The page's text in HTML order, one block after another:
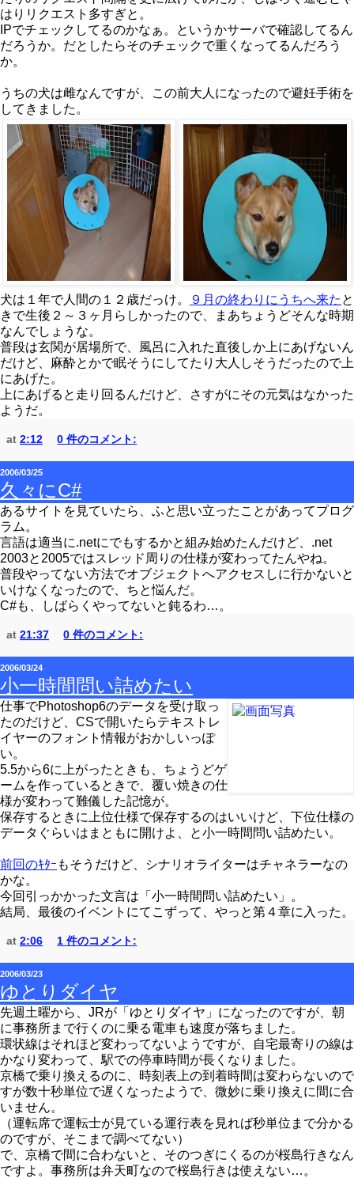
はりリクエスト多すぎと。
IPでチェックしてるのかなぁ。というかサーバで確認してるん
だろうか。だとしたらそのチェックで重くなってるんだろう
か。
うちの犬は雌なんですが、この前大人になったので避妊手術を
してきました。
犬は１年で人間の１２歳だっけ。 ９月の終わりにうちへ来た と
きで生後２～３ヶ月らしかったので、まあちょうどそんな時期
なんでしょうな。
普段は玄関が居場所で、風呂に入れた直後しか上にあげないん
だけど、麻酔とかで眠そうにしてたり大人しそうだったので上
にあげた。
上にあげると走り回るんだけど、さすがにその元気はなかった
ようだ。
at 2:12 0 件のコメント:
2006/03/25
久々にC#
あるサイトを見ていたら、ふと思い立ったことがあってプログ
ラム。
言語は適当に.netにでもするかと組み始めたんだけど、.net
2003と2005ではスレッド周りの仕様が変わってたんやね。
普段やってない方法でオブジェクトへアクセスしに行かないと
いけなくなったので、ちと悩んだ。
C#も、しばらくやってないと鈍るわ…。
at 21:37 0 件のコメント:
2006/03/24
小一時間問い詰めたい
仕事でPhotoshop6のデータを受け取っ
たのだけど、CSで開いたらテキストレ
イヤーのフォント情報がおかしいっぽ
い。
5.5から6に上がったときも、ちょうどゲ
ームを作っているときで、覆い焼きの仕
様が変わって難儀した記憶が。
保存するときに上位仕様で保存するのはいいけど、下位仕様の
データぐらいはまともに開けよ、と小一時間問い詰めたい。
前回のｷﾀｰ もそうだけど、シナリオライターはチャネラーなの
かな。
今回引っかかった文言は「小一時間問い詰めたい」。
結局、最後のイベントにてこずって、やっと第４章に入った。
at 2:06 1 件のコメント:
2006/03/23
ゆとりダイヤ
先週土曜から、JRが「ゆとりダイヤ」になったのですが、朝
に事務所まで行くのに乗る電車も速度が落ちました。
環状線はそれほど変わってないようですが、自宅最寄りの線は
かなり変わって、駅での停車時間が長くなりました。
京橋で乗り換えるのに、時刻表上の到着時間は変わらないので
すが数十秒単位で遅くなったようで、微妙に乗り換えに間に合
いません。
（運転席で運転士が見ている運行表を見れば秒単位まで分かる
のですが、そこまで調べてない）
で、京橋で間に合わないと、そのつぎにくるのが桜島行きなん
ですよ。事務所は弁天町なので桜島行きは使えない…。